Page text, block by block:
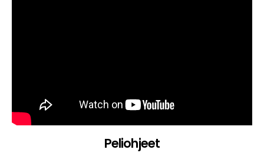
Peliohjeet